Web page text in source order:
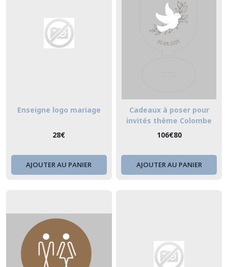
Enseigne logo mariage
28€
AJOUTER AU PANIER
Cadeaux à poser pour
invités thème Colombe
106€80
AJOUTER AU PANIER